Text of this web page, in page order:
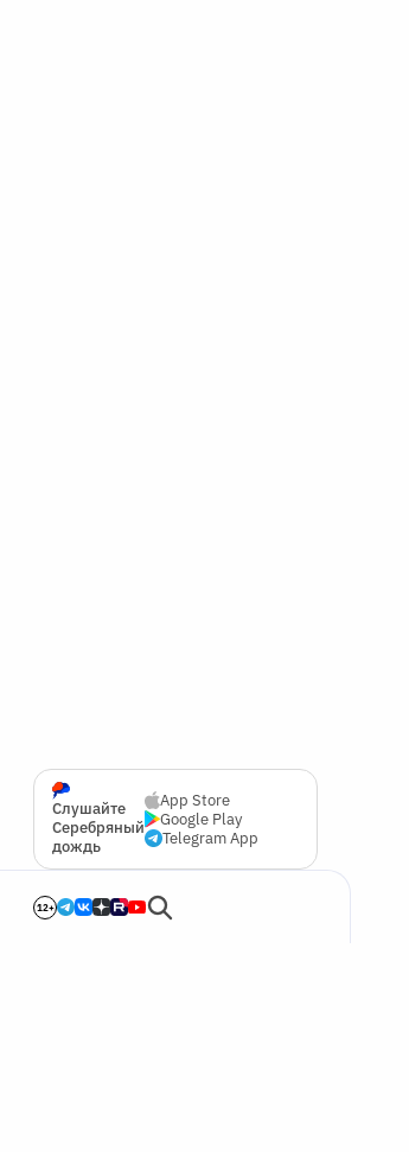
Слушайте
Серебряный
дождь
App Store
Google Play
Telegram App
12+